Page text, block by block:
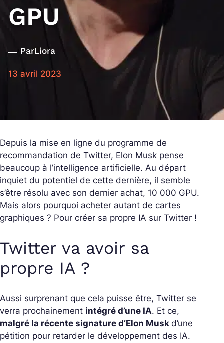
GPU
ParLiora
13 avril 2023
Depuis la mise en ligne du programme de
recommandation de Twitter, Elon Musk pense
beaucoup à l’intelligence artificielle. Au départ
inquiet du potentiel de cette dernière, il semble
s’être résolu avec son dernier achat, 10 000 GPU.
Mais alors pourquoi acheter autant de cartes
graphiques ? Pour créer sa propre IA sur Twitter !
Twitter va avoir sa
propre IA ?
Aussi surprenant que cela puisse être, Twitter se
verra prochainement intégré d’une IA. Et ce,
malgré la récente signature d’Elon Musk d’une
pétition pour retarder le développement des IA.